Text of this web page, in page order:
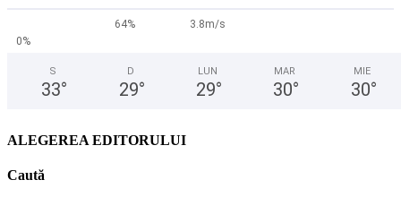
64%
3.8m/s
0%
S
33°
D
29°
LUN
29°
MAR
30°
MIE
30°
ALEGEREA EDITORULUI
Caută